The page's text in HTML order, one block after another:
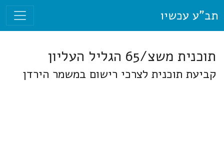
תב"ע עכשיו
תוכנית משצ/65 הגליל העליון
קביעת תוכנית לצרכי רישום במשמר הירדן